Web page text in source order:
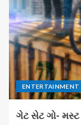
ENTERTAINMENT
ગેટ સેટ ગો- મસ્ટ